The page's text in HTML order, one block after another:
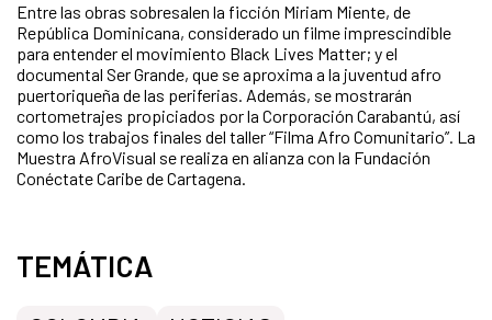
Entre las obras sobresalen la ficción Miriam Miente, de
República Dominicana, considerado un filme imprescindible
para entender el movimiento Black Lives Matter; y el
documental Ser Grande, que se aproxima a la juventud afro
puertoriqueña de las periferias. Además, se mostrarán
cortometrajes propiciados por la Corporación Carabantú, así
como los trabajos finales del taller “Filma Afro Comunitario”. La
Muestra AfroVisual se realiza en alianza con la Fundación
Conéctate Caribe de Cartagena.
TEMÁTICA